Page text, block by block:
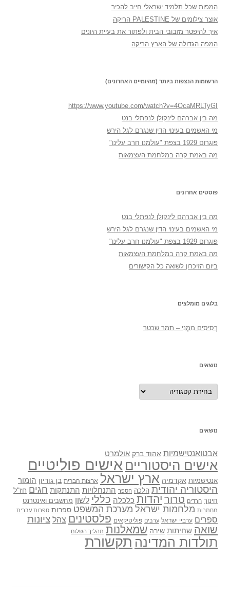
המפות שכל תלמיד ישראלי חייב להכיר
אוצר צילומים של PALESTINE הריקה
איך להיפטר מזבובי הבית ולפתור את בעיית היונים
המפה הגדולה של הארץ הריקה
הרשומות הנצפות ביותר (מהיומיים האחרונים)
https://www.youtube.com/watch?v=4OcaMRLTyGI
מה בין אברהם לינקולן לנפתלי בנט
מי האשמים בעינוי הדין שנגרם לגל הירש
פוגרום 1929 בצפת "עולמנו חרב עלינו"
מה באמת קרה במלחמת העצמאות
פוסטים אחרונים
מה בין אברהם לינקולן לנפתלי בנט
מי האשמים בעינוי הדין שנגרם לגל הירש
פוגרום 1929 בצפת "עולמנו חרב עלינו"
מה באמת קרה במלחמת העצמאות
ביום הזיכרון לשואה כל הקישורים
בלוגים מומלצים
רְסִיסִים מִמֶנִי – תמר שכטר
נושאים
נושאים
נושאים
אבטואנטישמיות אהוד ברק אולמרט
אישים היסטוריים אישים פוליטיים
אנטישמיות אקדמיה ארץ ישראל ארצות הברית בן גוריון הומור
היסטוריה יהודית הלכה הספר התנחלויות התנתקות חגים חז"ל
חינוך חרדים טרור יהדות כלכלה כללי לשון מחשבים ואינטרנט
מחתרות מלחמות ישראל מערכת המשפט ספרות ספרות עברית
ספרים ערביי ישראל ערבים פוליטיקאים פלסטינים צהל ציונות
שואה שחיתות שירה שמאלנות תהליך השלום
תולדות המדינה תקשורת